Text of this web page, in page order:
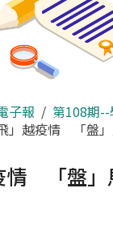
子報
第108期
飛」越疫情 「盤
情 「盤